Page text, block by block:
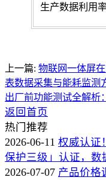
生产数据利用
上一篇: 物联网一体屏
表数据采集与能耗监测
出厂前功能测试全解析
返回首页
热门推荐
2026-06-11 权威认证
保护三级」认证，数
2026-07-07 产品价格